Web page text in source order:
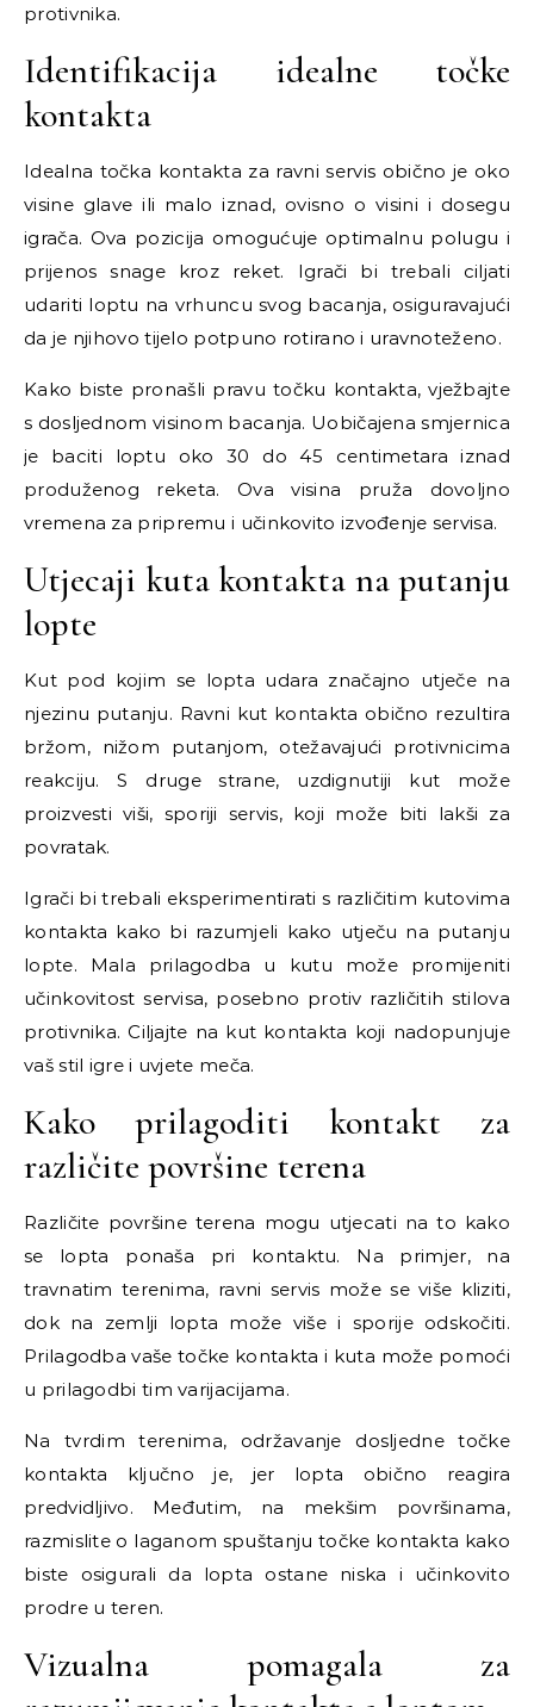
protivnika.
Identifikacija idealne točke
kontakta
Idealna točka kontakta za ravni servis obično je oko
visine glave ili malo iznad, ovisno o visini i dosegu
igrača. Ova pozicija omogućuje optimalnu polugu i
prijenos snage kroz reket. Igrači bi trebali ciljati
udariti loptu na vrhuncu svog bacanja, osiguravajući
da je njihovo tijelo potpuno rotirano i uravnoteženo.
Kako biste pronašli pravu točku kontakta, vježbajte
s dosljednom visinom bacanja. Uobičajena smjernica
je baciti loptu oko 30 do 45 centimetara iznad
produženog reketa. Ova visina pruža dovoljno
vremena za pripremu i učinkovito izvođenje servisa.
Utjecaji kuta kontakta na putanju
lopte
Kut pod kojim se lopta udara značajno utječe na
njezinu putanju. Ravni kut kontakta obično rezultira
bržom, nižom putanjom, otežavajući protivnicima
reakciju. S druge strane, uzdignutiji kut može
proizvesti viši, sporiji servis, koji može biti lakši za
povratak.
Igrači bi trebali eksperimentirati s različitim kutovima
kontakta kako bi razumjeli kako utječu na putanju
lopte. Mala prilagodba u kutu može promijeniti
učinkovitost servisa, posebno protiv različitih stilova
protivnika. Ciljajte na kut kontakta koji nadopunjuje
vaš stil igre i uvjete meča.
Kako prilagoditi kontakt za
različite površine terena
Različite površine terena mogu utjecati na to kako
se lopta ponaša pri kontaktu. Na primjer, na
travnatim terenima, ravni servis može se više kliziti,
dok na zemlji lopta može više i sporije odskočiti.
Prilagodba vaše točke kontakta i kuta može pomoći
u prilagodbi tim varijacijama.
Na tvrdim terenima, održavanje dosljedne točke
kontakta ključno je, jer lopta obično reagira
predvidljivo. Međutim, na mekšim površinama,
razmislite o laganom spuštanju točke kontakta kako
biste osigurali da lopta ostane niska i učinkovito
prodre u teren.
Vizualna pomagala za